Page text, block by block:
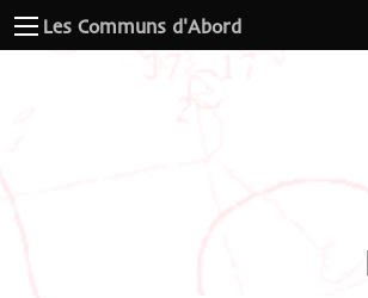
Les Communs d'Abord